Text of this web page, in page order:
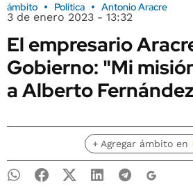
ámbito Política Antonio Aracre
3 de enero 2023 - 13:32
El empresario
Gobierno: "Mi
a Alberto
+ Agregar ámbito en